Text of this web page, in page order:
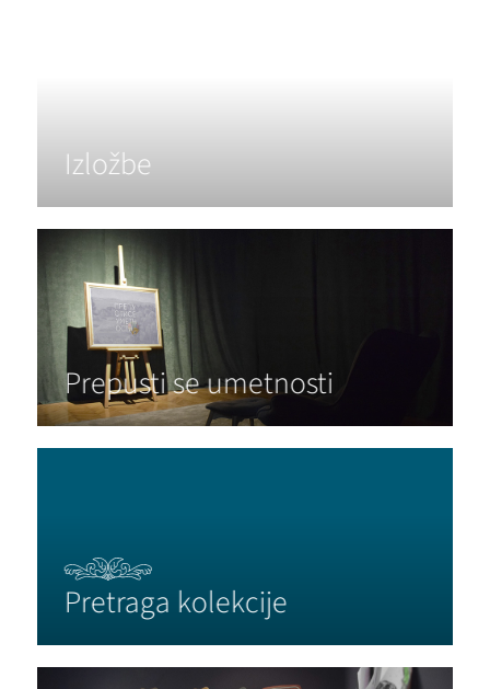
Izložbe
Prepusti se umetnosti
Pretraga kolekcije